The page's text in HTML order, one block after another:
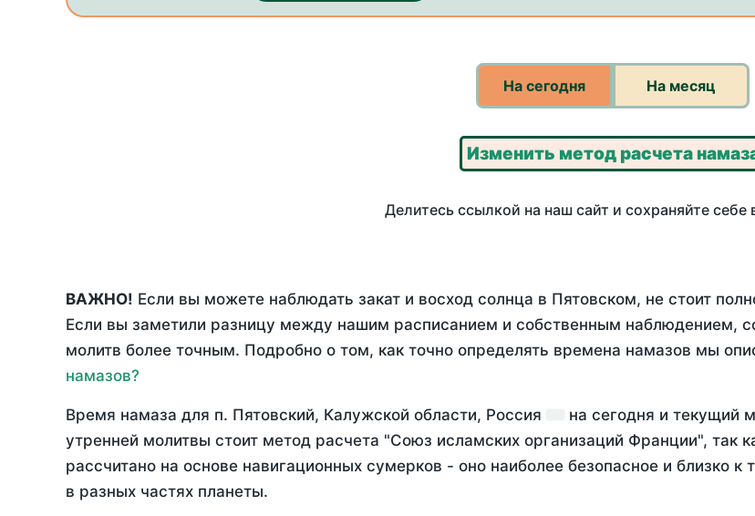
На сегодня На месяц
Изменить метод расчета
Делитесь ссылкой на наш сайт и сохраняйте себе
ВАЖНО! Если вы можете наблюдать закат и восход солнца в Пятовском, не стоит
Если вы заметили разницу между нашим расписанием и собственным наблюдением,
молитв более точным. Подробно о том, как точно определять времена намазов мы
намазов?
Время намаза для п. Пятовский, Калужской области, Россия на сегодня и текущий
утренней молитвы стоит метод расчета "Союз исламских организаций Франции",
рассчитано на основе навигационных сумерков - оно наиболее безопасное и близко
в разных частях планеты.